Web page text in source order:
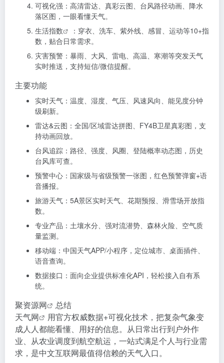
可视化强：高清雷达、真彩云图、台风路径动画、降水
落区图，一眼看懂天气。
生活指数
：穿衣、洗车、紫外线、感冒、运动等10+指
数，贴合日常需求。
灾害预警：暴雨、大风、雷电、高温、寒潮等突发天气
实时推送，支持短信/微信提醒。
主要功能
实时天气：温度、湿度、气压、风速风向、能见度分钟
级刷新。
雷达&云图：全国/区域雷达拼图、FY4B卫星真彩图，支
持动画回放。
台风追踪：路径、强度、风圈、登陆概率动态图，历史
台风库可查。
预警中心：国家级与省级预警一张图，红色预警弹窗+语
音播报。
旅游天气：5A景区实时天气、花期预报、滑雪场开放指
数。
专业产品：土壤水分、强对流潜势、森林火险、空气质
量监测。
移动端：中国天气APP/小程序，定位城市、桌面插件、
语音查询。
数据接口：面向企业提供标准化API，轻松接入自有系
统。
聚资源网
总结
天气网
用官方权威数据+可视化技术，把复杂气象变
成人人都能看懂、用好的信息。从日常出行到户外作
业、从农业调度到航空航运，一站式满足个人与行业需
求，是中文互联网最值得信赖的天气入口。